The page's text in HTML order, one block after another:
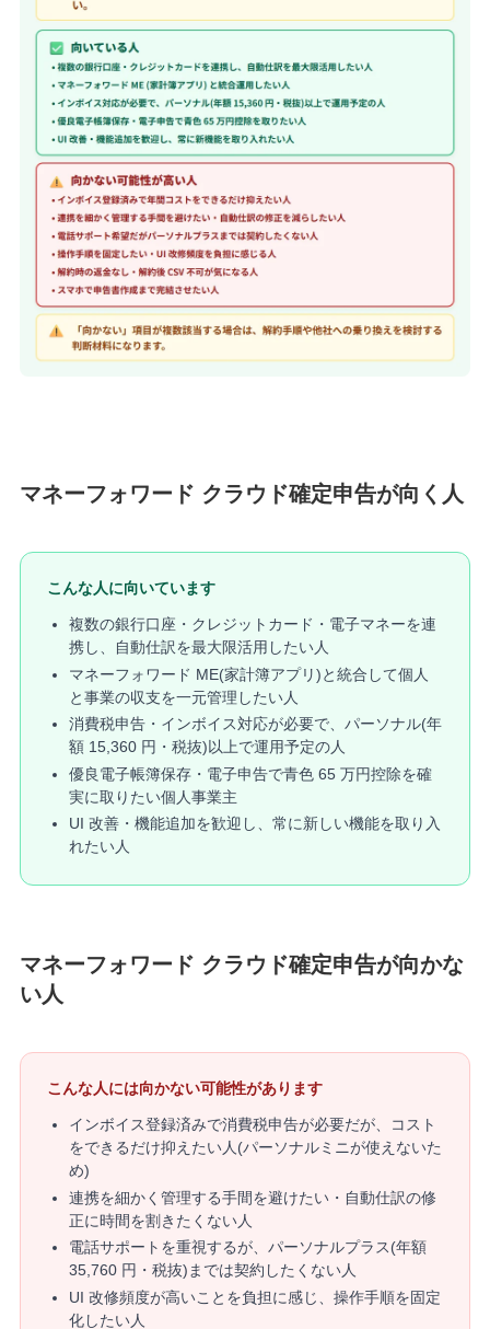
マネーフォワード クラウド確定申告が向く人
こんな人に向いています
複数の銀行口座・クレジットカード・電子マネーを連
携し、自動仕訳を最大限活用したい人
マネーフォワード ME(家計簿アプリ)と統合して個人
と事業の収支を一元管理したい人
消費税申告・インボイス対応が必要で、パーソナル(年
額 15,360 円・税抜)以上で運用予定の人
優良電子帳簿保存・電子申告で青色 65 万円控除を確
実に取りたい個人事業主
UI 改善・機能追加を歓迎し、常に新しい機能を取り入
れたい人
マネーフォワード クラウド確定申告が向かな
い人
こんな人には向かない可能性があります
インボイス登録済みで消費税申告が必要だが、コスト
をできるだけ抑えたい人(パーソナルミニが使えないた
め)
連携を細かく管理する手間を避けたい・自動仕訳の修
正に時間を割きたくない人
電話サポートを重視するが、パーソナルプラス(年額
35,760 円・税抜)までは契約したくない人
UI 改修頻度が高いことを負担に感じ、操作手順を固定
化したい人